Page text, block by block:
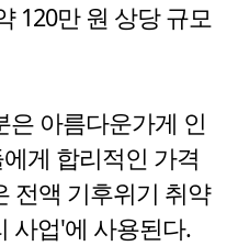
120만 원 상당 규모
은 아름다운가게 인
게 합리적인 가격
전액 기후위기 취약
사업'에 사용된다.